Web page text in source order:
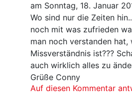
am Sonntag, 18. Januar
Wo sind nur die Zeiten
noch mit was zufrieden
man noch verstanden hat,
Missverständnis ist???
auch wirklich alles zu
Grüße Conny
Auf diesen Kommentar